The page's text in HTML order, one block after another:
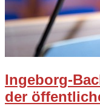
Ingeborg-
der